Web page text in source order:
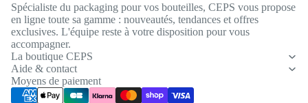
Spécialiste du packaging pour vos bouteilles, CEPS vous propose
en ligne toute sa gamme : nouveautés, tendances et offres
exclusives. L'équipe reste à votre disposition pour vous
accompagner.
La boutique CEPS
Aide & contact
Moyens de paiement
Politique de confidentialité
Coordonnées
Conditions générales de vente
Mentions légales